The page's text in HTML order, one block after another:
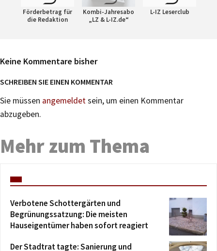
Förderbetrag für
die Redaktion
Kombi-Jahresabo
„LZ & L-IZ.de“
L-IZ Leserclub
Keine Kommentare bisher
SCHREIBEN SIE EINEN KOMMENTAR
Sie müssen angemeldetsein, um einen Kommentar
abzugeben.
Mehr zum Thema
Verbotene Schottergärten und
Begrünungssatzung: Die meisten
Hauseigentümer haben sofort reagiert
Der Stadtrat tagte: Sanierung und